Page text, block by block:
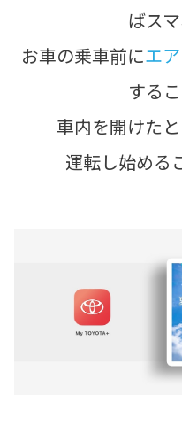
ばス
お車の乗車前にエ
する
車内を開けた
運転し始める